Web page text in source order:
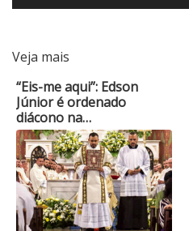
Veja mais
“Eis-me aqui”: Edson
Júnior é ordenado
diácono na…